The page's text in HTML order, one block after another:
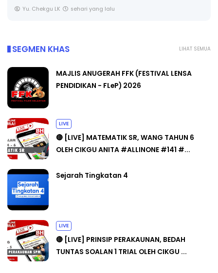
LIHAT SEMUA
SEGMEN KHAS
MAJLIS ANUGERAH FFK (FESTIVAL LENSA
PENDIDIKAN - FLeP) 2026
LIVE
🔴 [LIVE] MATEMATIK SR, WANG TAHUN 6
OLEH CIKGU ANITA #ALLINONE #141 #...
Sejarah Tingkatan 4
LIVE
🔴 [LIVE] PRINSIP PERAKAUNAN, BEDAH
TUNTAS SOALAN 1 TRIAL OLEH CIKGU ...